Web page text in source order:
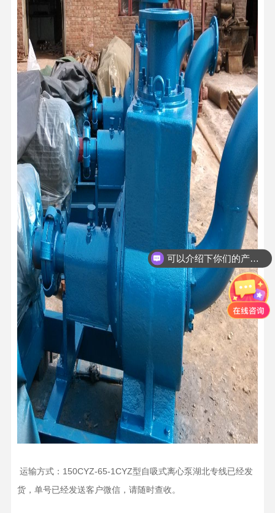
运输方式：150CYZ-65-1CYZ型自吸式离心泵湖北专线已经发
货，单号已经发送客户微信，请随时查收。
可以介绍下你们的产品么？